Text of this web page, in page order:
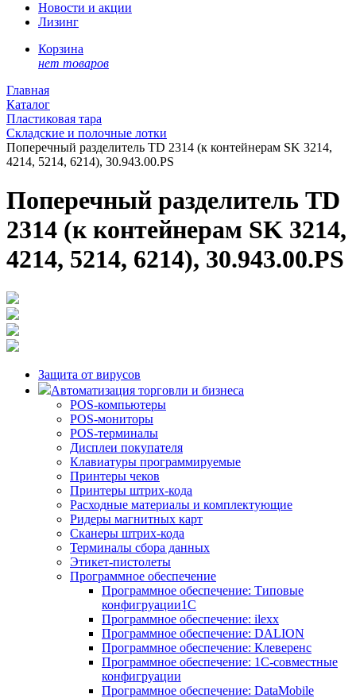
Новости и акции
Лизинг
Корзина
нет товаров
Главная
Каталог
Пластиковая тара
Складские и полочные лотки
Поперечный разделитель TD 2314 (к контейнерам SK 3214,
4214, 5214, 6214), 30.943.00.PS
Поперечный разделитель TD
2314 (к контейнерам SK 3214,
4214, 5214, 6214), 30.943.00.PS
Защита от вирусов
Автоматизация торговли и бизнеса
POS-компьютеры
POS-мониторы
POS-терминалы
Дисплеи покупателя
Клавиатуры программируемые
Принтеры чеков
Принтеры штрих-кода
Расходные материалы и комплектующие
Ридеры магнитных карт
Сканеры штрих-кода
Терминалы сбора данных
Этикет-пистолеты
Программное обеспечение
Программное обеспечение: Типовые
конфигруации1С
Программное обеспечение: ilexx
Программное обеспечение: DALION
Программное обеспечение: Клеверенс
Программное обеспечение: 1С-совместные
конфигруации
Программное обеспечение: DataMobile